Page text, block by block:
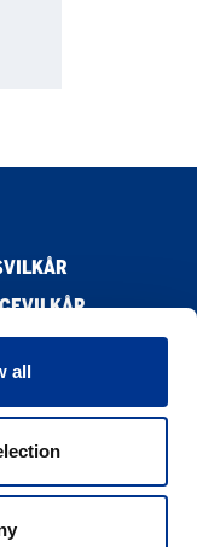
all
SUPPLIER